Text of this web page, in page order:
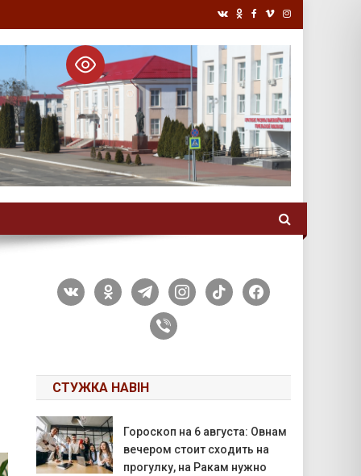
vkontakteodnoklassniki
telegraminstagram
tiktok facebook
viber
СТУЖКА НАВІН
Гороскоп на 6 августа: Овнам
вечером стоит сходить на
прогулку, на Ракам нужно